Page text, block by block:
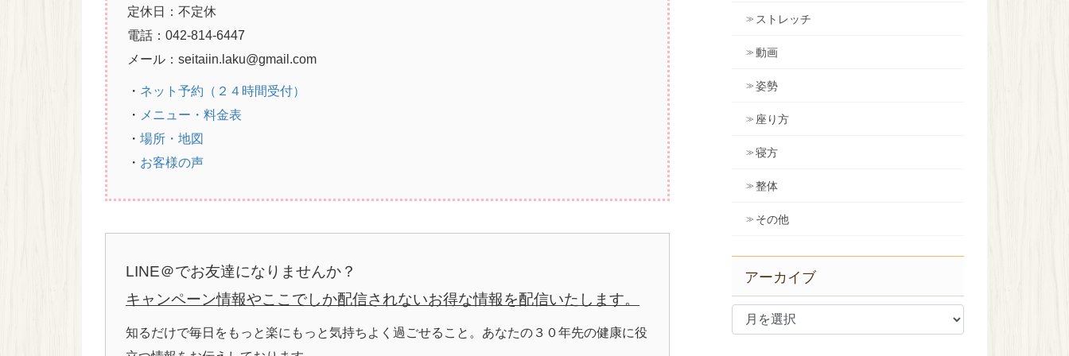
定休日：不定休
電話：042-814-6447
メール：seitaiin.laku@gmail.com
・ ネット予約（２４時間受付）
・ メニュー・料金表
・ 場所・地図
・ お客様の声
LINE＠でお友達になりませんか？
キャンペーン情報やここでしか配信されないお得な情報を配信いたします。
知るだけで毎日をもっと楽に もっと気持ちよく過ごせること。あなたの３０年先の健康に役
ストレッチ
動画
姿勢
座り方
寝方
整体
その他
アーカイブ
ア